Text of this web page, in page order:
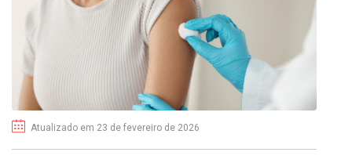
Atualizado em 23 de fevereiro de 2026